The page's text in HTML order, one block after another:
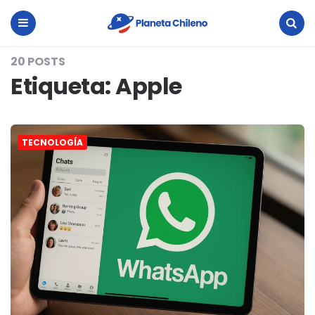
Planeta
Chileno
20 POSTS
Etiqueta:Apple
TECNOLOGÍA